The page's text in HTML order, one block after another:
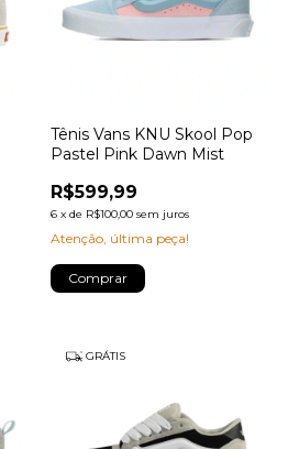
Tênis Vans KNU Skool Pop
Pastel Pink Dawn Mist
R$599,99
6 x de R$100,00 sem juros
Atenção, última peça!
Comprar
GRÁTIS